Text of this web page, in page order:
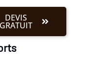
DEVIS
GRATUIT